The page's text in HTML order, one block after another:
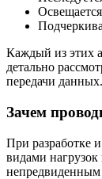
Каждый из этих
детально
передачи данных.
Зачем
При разработке
видами
непредвиденным